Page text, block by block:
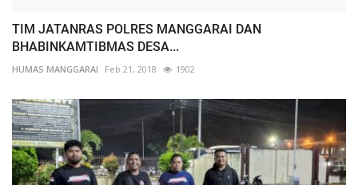
TIM JATANRAS POLRES MANGGARAI DAN
BHABINKAMTIBMAS DESA...
HUMAS MANGGARAI Feb 21, 2018 1902